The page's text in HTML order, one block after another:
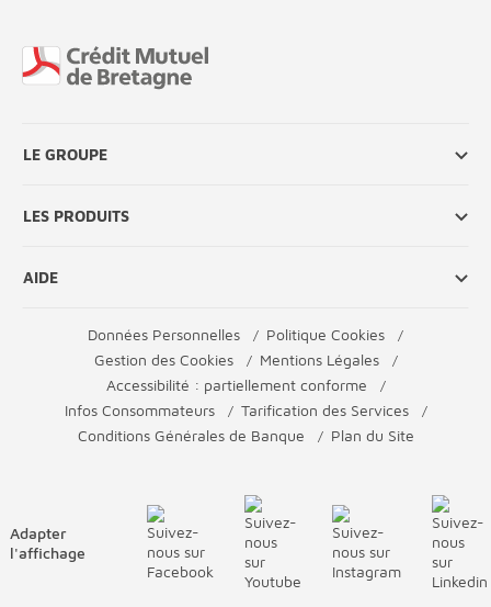
LE GROUPE
LES PRODUITS
AIDE
Données Personnelles
Politique Cookies
Gestion des Cookies
Mentions Légales
Accessibilité : partiellement conforme
Infos Consommateurs
Tarification des Services
Conditions Générales de Banque
Plan du Site
Adapter
l'affichage
Fin de page